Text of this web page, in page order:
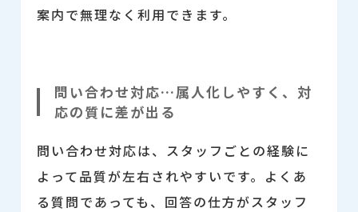
案内で無理なく利用できます。
問い合わせ対応…属人化しやすく、対
応の質に差が出る
問い合わせ対応は、スタッフごとの経験に
よって品質が左右されやすいです。 よくあ
る質問であっても、回答の仕方がスタッフ